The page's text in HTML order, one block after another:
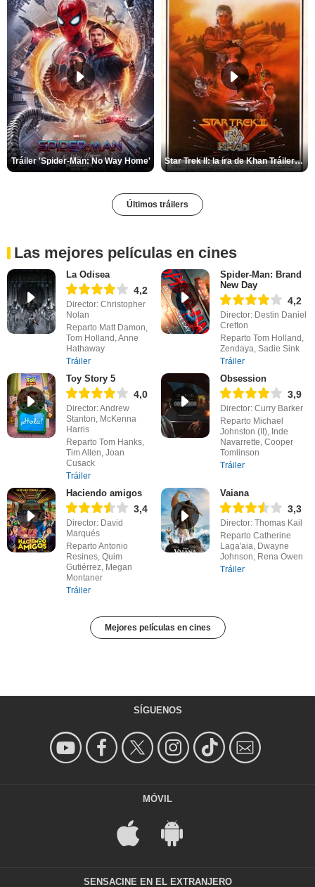
Tráiler 'Spider-Man: No Way Home' Star Trek II: la ira de Khan Tráiler VO
Últimos tráilers
Las mejores películas en cines
La Odisea
4,2
Director: Christopher
Nolan
Reparto Matt Damon,
Tom Holland, Anne
Hathaway
Tráiler
Spider-Man: Brand
New Day
4,2
Director: Destin Daniel
Cretton
Reparto Tom Holland,
Zendaya, Sadie Sink
Tráiler
Toy Story 5
4,0
Director: Andrew
Stanton, McKenna
Harris
Reparto Tom Hanks,
Tim Allen, Joan
Cusack
Tráiler
Obsession
3,9
Director: Curry Barker
Reparto Michael
Johnston (II), Inde
Navarrette, Cooper
Tomlinson
Tráiler
Haciendo amigos
3,4
Director: David
Marqués
Reparto Antonio
Resines, Quim
Gutiérrez, Megan
Montaner
Tráiler
Vaiana
3,3
Director: Thomas Kail
Reparto Catherine
Laga'aia, Dwayne
Johnson, Rena Owen
Tráiler
Mejores películas en cines
SÍGUENOS
MÓVIL
SENSACINE EN EL EXTRANJERO